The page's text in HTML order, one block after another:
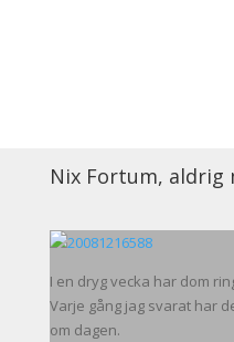
Nix Fortum, aldrig
I en dryg vecka har dom
Varje gång jag svarat har
om dagen.